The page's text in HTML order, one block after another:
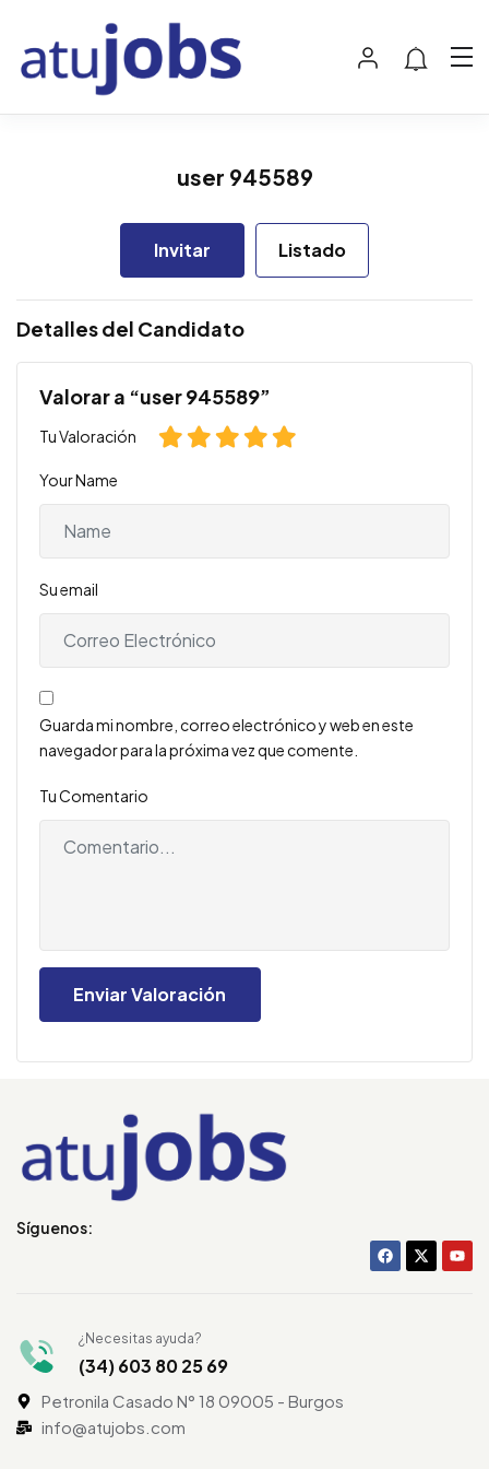
user 945589
Invitar Listado
Detalles del Candidato
Valorar a “user 945589”
Tu Valoración
Your Name
Su email
Guarda mi nombre, correo electrónico y web en este
navegador para la próxima vez que comente.
Tu Comentario
Síguenos:
¿Necesitas ayuda?
(34) 603 80 25 69
Petronila Casado N° 18 09005 - Burgos
info@atujobs.com